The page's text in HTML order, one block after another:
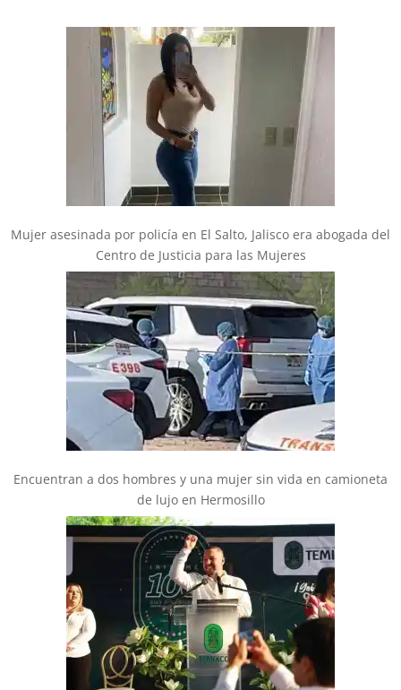
Mujer asesinada por policía en El Salto, Jalisco era abogada del
Centro de Justicia para las Mujeres
Encuentran a dos hombres y una mujer sin vida en camioneta
de lujo en Hermosillo